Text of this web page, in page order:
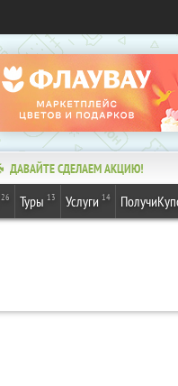
ДАВАЙТЕ СДЕЛАЕМ АКЦИЮ!
26 Туры 13 Услуги 14